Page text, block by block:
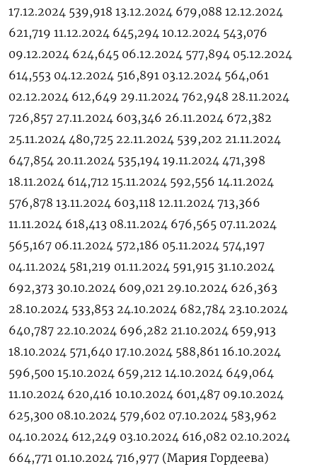
17.12.2024 539,918 13.12.2024 679,088 12.12.2024
621,719 11.12.2024 645,294 10.12.2024 543,076
09.12.2024 624,645 06.12.2024 577,894 05.12.2024
614,553 04.12.2024 516,891 03.12.2024 564,061
02.12.2024 612,649 29.11.2024 762,948 28.11.2024
726,857 27.11.2024 603,346 26.11.2024 672,382
25.11.2024 480,725 22.11.2024 539,202 21.11.2024
647,854 20.11.2024 535,194 19.11.2024 471,398
18.11.2024 614,712 15.11.2024 592,556 14.11.2024
576,878 13.11.2024 603,118 12.11.2024 713,366
11.11.2024 618,413 08.11.2024 676,565 07.11.2024
565,167 06.11.2024 572,186 05.11.2024 574,197
04.11.2024 581,219 01.11.2024 591,915 31.10.2024
692,373 30.10.2024 609,021 29.10.2024 626,363
28.10.2024 533,853 24.10.2024 682,784 23.10.2024
640,787 22.10.2024 696,282 21.10.2024 659,913
18.10.2024 571,640 17.10.2024 588,861 16.10.2024
596,500 15.10.2024 659,212 14.10.2024 649,064
11.10.2024 620,416 10.10.2024 601,487 09.10.2024
625,300 08.10.2024 579,602 07.10.2024 583,962
04.10.2024 612,249 03.10.2024 616,082 02.10.2024
664,771 01.10.2024 716,977 (Мария Гордеева)